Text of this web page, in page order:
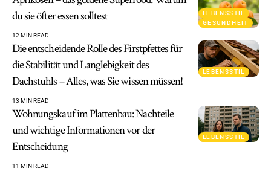
LEBENSSTIL
GESUNDHEIT
du sie öfter essen solltest
12 MIN READ
LEBENSSTIL
Die entscheidende Rolle des Firstpfettes für
die Stabilität und Langlebigkeit des
Dachstuhls – Alles, was Sie wissen müssen!
13 MIN READ
LEBENSSTIL
Wohnungskauf im Plattenbau: Nachteile
und wichtige Informationen vor der
Entscheidung
11 MIN READ